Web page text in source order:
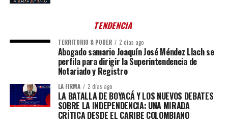
TENDENCIA
TERRITORIO & PODER 2 días ago
Abogado samario Joaquín José Méndez Llach se
perfila para dirigir la Superintendencia de
Notariado y Registro
LA FIRMA 2 días ago
LA BATALLA DE BOYACÁ Y LOS NUEVOS DEBATES
SOBRE LA INDEPENDENCIA: UNA MIRADA
CRÍTICA DESDE EL CARIBE COLOMBIANO